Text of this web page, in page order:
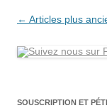
Navigation
articles
← Articles plus
SOUSCRIPTION ET